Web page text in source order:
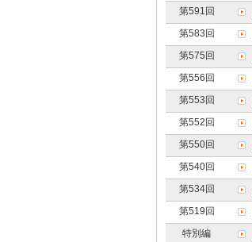
第591回
第583回
第575回
第556回
第553回
第552回
第550回
第540回
第534回
第519回
特別編